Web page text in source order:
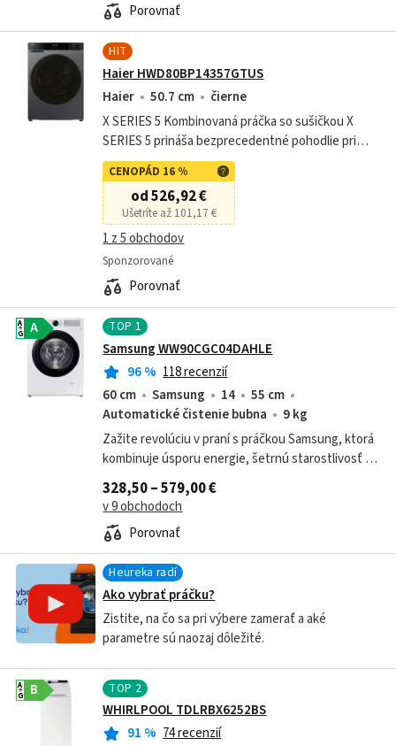
Porovnať
HIT
Haier HWD80BP14357GTUS
Haier
50.7 cm
čierne
X SERIES 5 Kombinovaná práčka so sušičkou X
SERIES 5 prináša bezprecedentné pohodlie pri
praní a sušení vďaka pokročilým funkciám
navrhnutým tak, aby šetrili čas, energiu a...
CENOPÁD 16 %
od 526,92 €
Ušetríte až 101,17 €
1 z 5 obchodov
Sponzorované
Porovnať
TOP 1
Samsung WW90CGC04DAHLE
96% 118 recenzií
A
A
G
60 cm Samsung 14
55 cm
Automatické čistenie bubna
9 kg
Zažite revolúciu v praní s práčkou Samsung, ktorá
kombinuje úsporu energie, šetrnú starostlivosť o
bielizeň a inteligentné funkcie pre jednoduché
používanie.
328,50 – 579,00 €
v 9 obchodoch
Porovnať
Heureka radí
Ako vybrať práčku?
Zistite, na čo sa pri výbere zamerať a aké
parametre sú naozaj dôležité.
TOP 2
WHIRLPOOL TDLRBX6252BS
91 % 74 recenzií
B
A
G